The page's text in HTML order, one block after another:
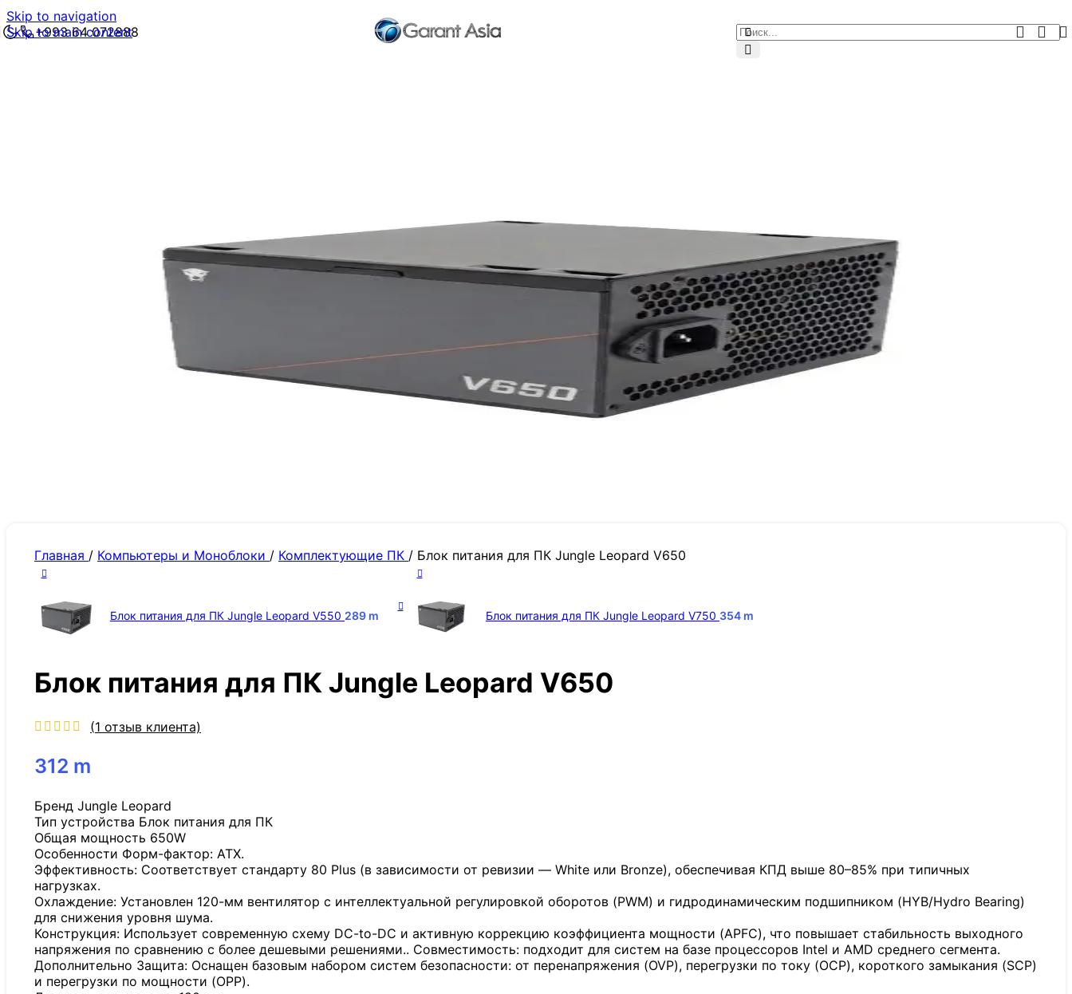
Skip to navigation
Skip to main content
+993 64 072888
Главная / Компьютеры и Моноблоки / Комплектующие ПК / Блок питания для ПК Jungle Leopard V650
Блок питания для ПК Jungle Leopard V550 289 m Блок питания для ПК Jungle Leopard V750 354 m
Блок питания для ПК Jungle Leopard V650
(1 отзыв клиента)
312 m
Бренд Jungle Leopard
Тип устройства Блок питания для ПК
Общая мощность 650W
Особенности Форм-фактор: ATX.
Эффективность: Соответствует стандарту 80 Plus (в зависимости от ревизии — White или Bronze), обеспечивая КПД выше 80–85% при типичных
нагрузках.
Охлаждение: Установлен 120-мм вентилятор с интеллектуальной регулировкой оборотов (PWM) и гидродинамическим подшипником (HYB/Hydro Bearing)
для снижения уровня шума.
Конструкция: Использует современную схему DC-to-DC и активную коррекцию коэффициента мощности (APFC), что повышает стабильность выходного
напряжения по сравнению с более дешевыми решениями.. Совместимость: подходит для систем на базе процессоров Intel и AMD среднего сегмента.
Дополнительно Защита: Оснащен базовым набором систем безопасности: от перенапряжения (OVP), перегрузки по току (OCP), короткого замыкания (SCP)
и перегрузки по мощности (OPP).